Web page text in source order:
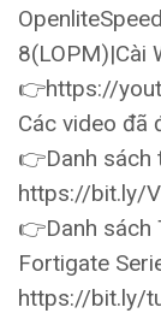
8(LOPM)|Cài
👉https://
Các video đã
👉Danh sách
https://bit.ly/
👉Danh sách
Fortigate
https://bit.ly/